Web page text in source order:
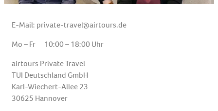
E-Mail: private-travel@airtours.de
Mo – Fr 10:00 – 18:00 Uhr
airtours Private Travel
TUI Deutschland GmbH
Karl-Wiechert-Allee 23
30625 Hannover